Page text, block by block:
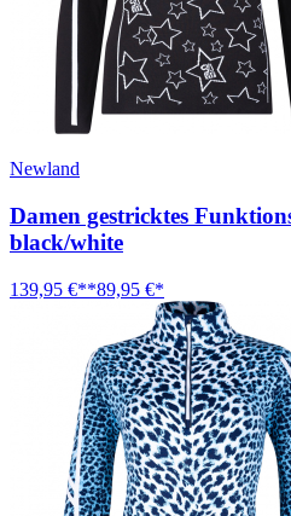
Newland
Damen gestricktes
black/white
139,95 €**89,95 €*